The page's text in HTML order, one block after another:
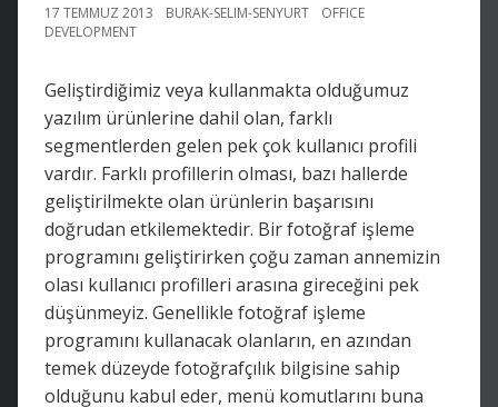
17 TEMMUZ 2013 BURAK-SELIM-SENYURT
OFFICE
DEVELOPMENT
Geliştirdiğimiz veya kullanmakta olduğumuz
yazılım ürünlerine dahil olan, farklı
segmentlerden gelen pek çok kullanıcı profili
vardır. Farklı profillerin olması, bazı hallerde
geliştirilmekte olan ürünlerin başarısını
doğrudan etkilemektedir. Bir fotoğraf işleme
programını geliştirirken çoğu zaman annemizin
olası kullanıcı profilleri arasına gireceğini pek
düşünmeyiz. Genellikle fotoğraf işleme
programını kullanacak olanların, en azından
temek düzeyde fotoğrafçılık bilgisine sahip
olduğunu kabul eder, menü komutlarını buna